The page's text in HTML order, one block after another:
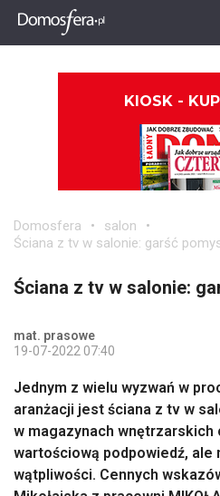
KIOSK -
Domosfera
salon
Ściana z tv w salonie: garść
Ściana z tv w salonie:
mat. prasowe
19-07-2022 07:40
Jednym z wielu wyzwań w
aranżacji jest ściana z tv w
w magazynach wnętrzarskich
wartościową podpowiedź, ale
wątpliwości. Cennych